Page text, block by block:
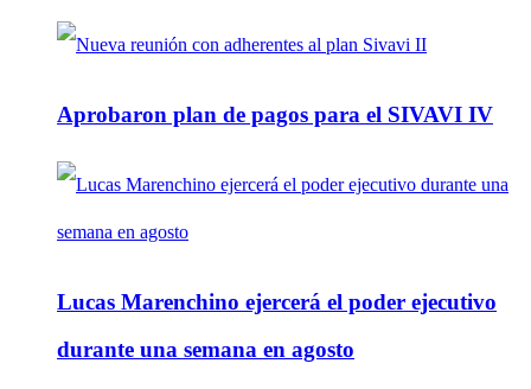
Aprobaron plan de pagos para el SIVAVI IV
Lucas Marenchino ejercerá el poder ejecutivo
durante una semana en agosto